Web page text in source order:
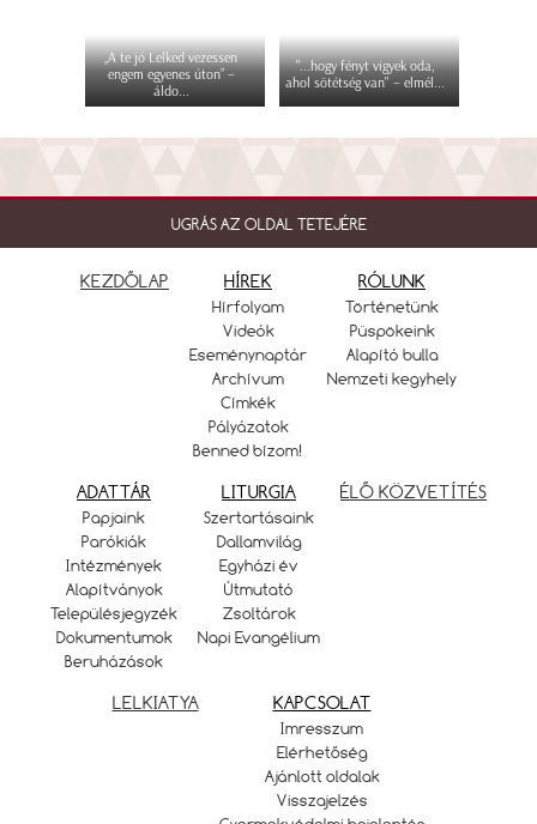
„A te jó Lelked vezessen
engem egyenes úton” –
áldo...
"...hogy fényt vigyek oda,
ahol sötétség van" – elmél...
UGRÁS AZ OLDAL TETEJÉRE
KEZDŐLAP HÍREK
Hírfolyam
Videók
Eseménynaptár
Archívum
Címkék
Pályázatok
Benned bízom!
RÓLUNK
Történetünk
Püspökeink
Alapító bulla
Nemzeti kegyhely
ADATTÁR
Papjaink
Parókiák
Intézmények
Alapítványok
Településjegyzék
Dokumentumok
Beruházások
LITURGIA
Szertartásaink
Dallamvilág
Egyházi év
Útmutató
Zsoltárok
Napi Evangélium
ÉLŐ KÖZVETÍTÉS
LELKIATYA KAPCSOLAT
Imresszum
Elérhetőség
Ajánlott oldalak
Visszajelzés